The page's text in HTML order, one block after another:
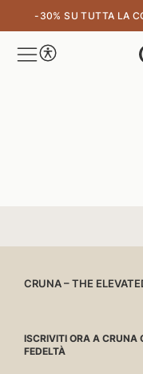
Skip to content
Skip to menu
Skip to footer
Open Accessibility
-30% SU TUTTA LA
CRUNA – THE
ISCRIVITI ORA A CRUNA
FEDELTÀ